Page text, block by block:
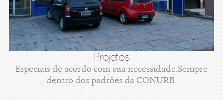
Projetos
Especiais de acordo com sua necessidade.Sempre
dentro dos padrões da CONURB.